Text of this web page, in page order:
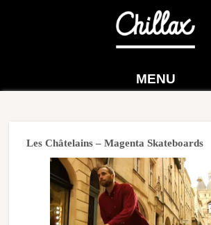
MENU
Les Châtelains – Magenta Skateboards